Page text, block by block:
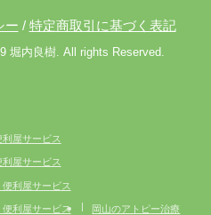
ー / 特定商取引に基づく表記
堀内良樹. All rights Reserved.
屋サービス
屋サービス
利屋サービス
利屋サービス 岡山のアトピー治療